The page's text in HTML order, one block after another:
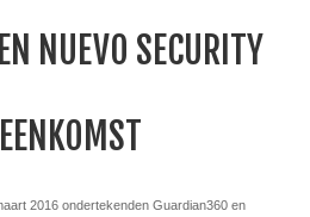
NUEVO SECURITY
2016 ondertekenden Guardian360 en